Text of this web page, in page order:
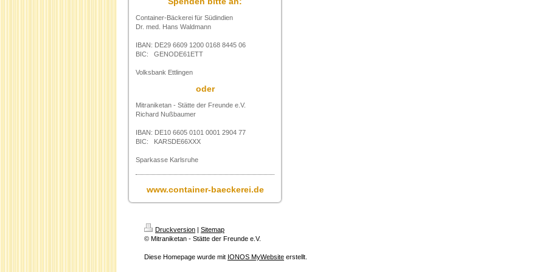
Container-Bäckerei für Südindien
Dr. med. Hans Waldmann
IBAN: DE29 6609 1200 0168 8445 06
BIC: GENODE61ETT
Volksbank Ettlingen
oder
Mitraniketan - Stätte der Freunde e.V.
Richard Nußbaumer
IBAN: DE10 6605 0101 0001 2904 77
BIC: KARSDE66XXX
Sparkasse Karlsruhe
www.container-baeckerei.de
Druckversion | Sitemap
© Mitraniketan - Stätte der Freunde e.V.
Diese Homepage wurde mit IONOS MyWebsite erstellt.